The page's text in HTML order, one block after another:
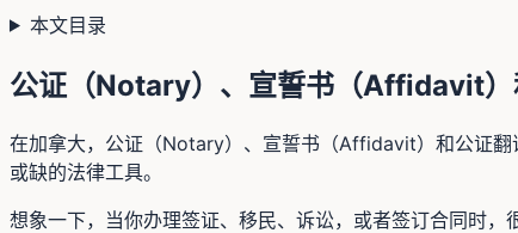
本文目录
公证（Notary）、宣誓书（Affidavit）
在加拿大，公证（Notary）、宣誓书（Affidavit）和公证翻
或缺的法律工具。
想象一下，当你办理签证、移民、诉讼，或者签订合同时